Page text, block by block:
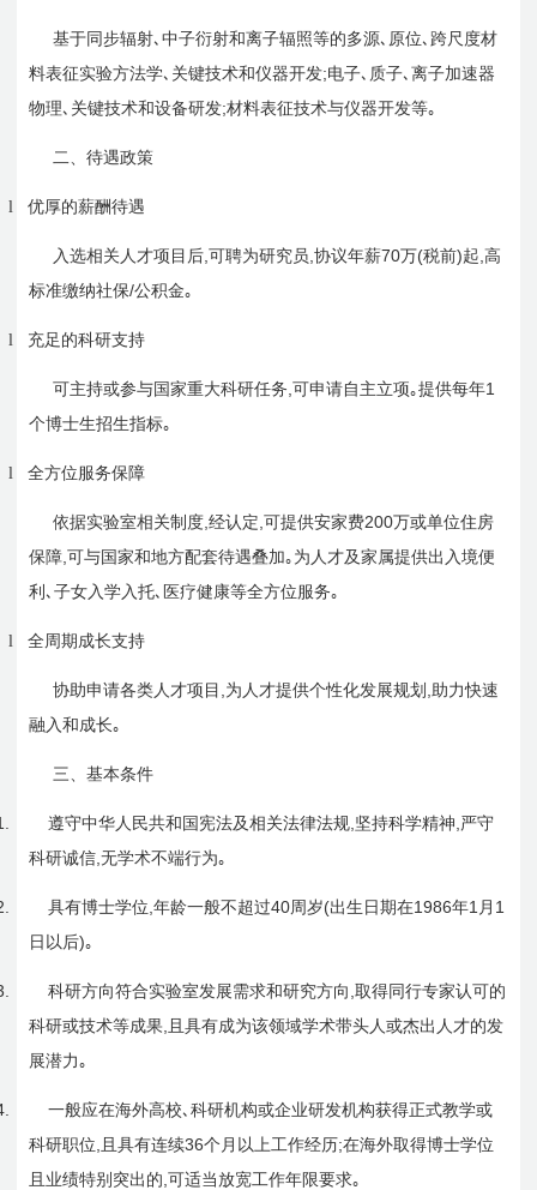
基于同步辐射､中子衍射和离子辐照等的多源､原位､跨尺度材
料表征实验方法学､关键技术和仪器开发;电子､质子､离子加速器
物理､关键技术和设备研发;材料表征技术与仪器开发等｡
二、待遇政策
l 优厚的薪酬待遇
入选相关人才项目后 ,可聘为研究员 ,协议年薪70万(税前)起 ,高
标准缴纳社保/公积金｡
l 充足的科研支持
可主持或参与国家重大科研任务 ,可申请自主立项｡提供每年1
个博士生招生指标｡
l 全方位服务保障
依据实验室相关制度 ,经认定 ,可提供安家费200万或单位住房
保障 ,可与国家和地方配套待遇叠加｡为人才及家属提供出入境便
利､子女入学入托､医疗健康等全方位服务｡
l 全周期成长支持
协助申请各类人才项目 为人才提供个性化发展规划 助力快速
融入和成长｡
三、基本条件
遵守中华人民共和国宪法及相关法律法规 坚持科学精神 严守
科研诚信 ,无学术不端行为｡
具有博士学位 ,年龄一般不超过40周岁(出生日期在1986年1 月 1
日 以后)｡
科研方向符合实验室发展需求和研究方向 ,取得同行专家认可的
科研或技术等成果 且具有成为该领域学术带头人或杰出人才的发
展潜力｡
一般应在海外高校､科研机构或企业研发机构获得正式教学或
科研职位 且具有连续36个月以上工作经历;在海外取得博士学位
且业绩特别突出的 ,可适当放宽工作年限要求｡